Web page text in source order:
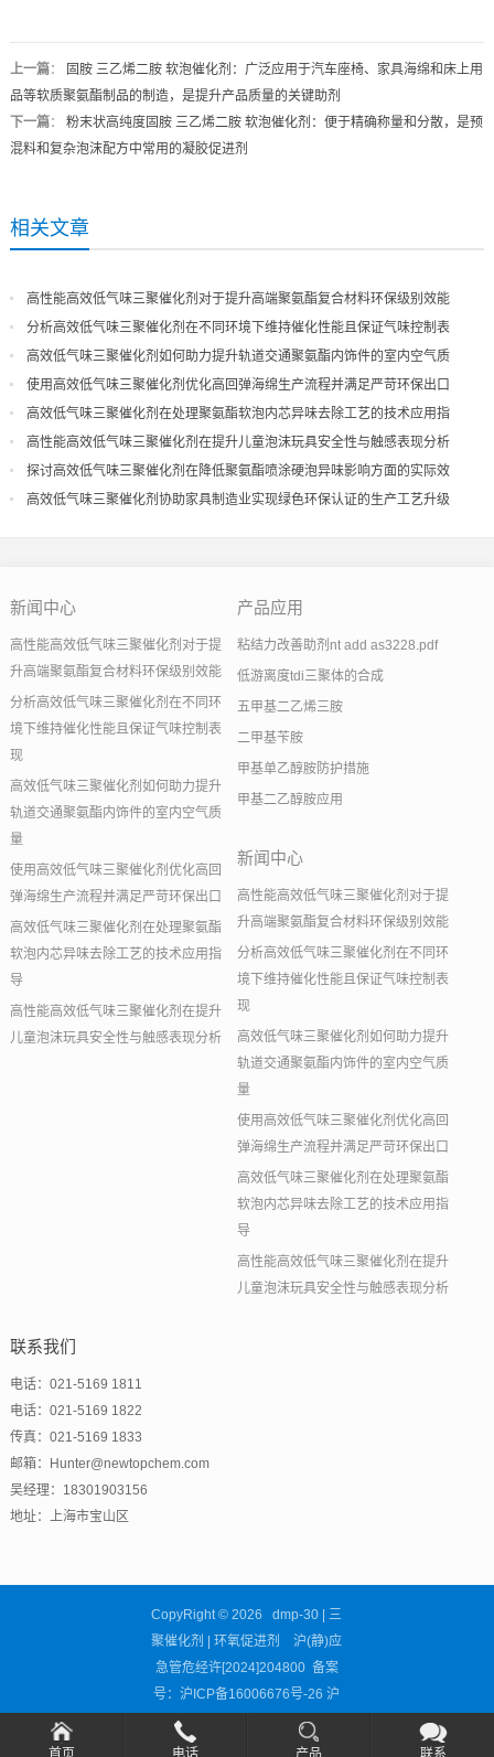
上一篇：
固胺 三乙烯二胺 软泡催化剂：广泛应用于汽车座椅、家具海绵和床上用
品等软质聚氨酯制品的制造，是提升产品质量的关键助剂
下一篇： 粉末状高纯度固胺 三乙烯二胺 软泡催化剂：便于精确称量和分散，是预
混料和复杂泡沫配方中常用的凝胶促进剂
相关文章
高性能高效低气味三聚催化剂对于提升高端聚氨酯复合材料环保级别效能
分析高效低气味三聚催化剂在不同环境下维持催化性能且保证气味控制表
现
高效低气味三聚催化剂如何助力提升轨道交通聚氨酯内饰件的室内空气质
量
使用高效低气味三聚催化剂优化高回弹海绵生产流程并满足严苛环保出口
高效低气味三聚催化剂在处理聚氨酯软泡内芯异味去除工艺的技术应用指
导
高性能高效低气味三聚催化剂在提升儿童泡沫玩具安全性与触感表现分析
探讨高效低气味三聚催化剂在降低聚氨酯喷涂硬泡异味影响方面的实际效
果
高效低气味三聚催化剂协助家具制造业实现绿色环保认证的生产工艺升级
新闻中心
高性能高效低气味三聚催化剂对于提
升高端聚氨酯复合材料环保级别效能
分析高效低气味三聚催化剂在不同环
境下维持催化性能且保证气味控制表
现
高效低气味三聚催化剂如何助力提升
轨道交通聚氨酯内饰件的室内空气质
量
使用高效低气味三聚催化剂优化高回
弹海绵生产流程并满足严苛环保出口
高效低气味三聚催化剂在处理聚氨酯
软泡内芯异味去除工艺的技术应用指
导
高性能高效低气味三聚催化剂在提升
儿童泡沫玩具安全性与触感表现分析
产品应用
粘结力改善助剂nt add as3228.pdf
低游离度tdi三聚体的合成
五甲基二乙烯三胺
二甲基苄胺
甲基单乙醇胺防护措施
甲基二乙醇胺应用
新闻中心
高性能高效低气味三聚催化剂对于提
升高端聚氨酯复合材料环保级别效能
分析高效低气味三聚催化剂在不同环
境下维持催化性能且保证气味控制表
现
高效低气味三聚催化剂如何助力提升
轨道交通聚氨酯内饰件的室内空气质
量
使用高效低气味三聚催化剂优化高回
弹海绵生产流程并满足严苛环保出口
高效低气味三聚催化剂在处理聚氨酯
软泡内芯异味去除工艺的技术应用指
导
高性能高效低气味三聚催化剂在提升
儿童泡沫玩具安全性与触感表现分析
联系我们
电话：021-5169 1811
电话：021-5169 1822
传真：021-5169 1833
邮箱：Hunter@newtopchem.com
吴经理：18301903156
地址：上海市宝山区
CopyRight © 2026 dmp-30 | 三
聚催化剂 | 环氧促进剂 沪(静)应
急管危经许[2024]204800 备案
号：沪ICP备16006676号-26 沪
公网安备31011302002681号
首页 电话 产品 联系